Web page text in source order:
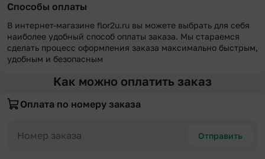
Как можно оплатить заказ
Оплата по номеру заказа
Отправить
Способы оплаты
В интернет-магазине flor2u.ru вы можете выбрать для себя
наиболее удобный способ оплаты заказа. Мы стараемся
сделать процесс оформления заказа максимально быстрым,
удобным и безопасным